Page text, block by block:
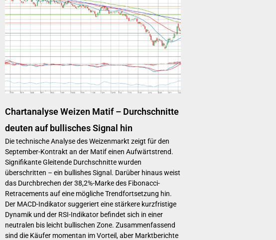
Chartanalyse Weizen Matif – Durchschnitte
deuten auf bullisches Signal hin
Die technische Analyse des Weizenmarkt zeigt für den
September-Kontrakt an der Matif einen Aufwärtstrend.
Signifikante Gleitende Durchschnitte wurden
überschritten – ein bullishes Signal. Darüber hinaus weist
das Durchbrechen der 38,2%-Marke des Fibonacci-
Retracements auf eine mögliche Trendfortsetzung hin.
Der MACD-Indikator suggeriert eine stärkere kurzfristige
Dynamik und der RSI-Indikator befindet sich in einer
neutralen bis leicht bullischen Zone. Zusammenfassend
sind die Käufer momentan im Vorteil, aber Marktberichte